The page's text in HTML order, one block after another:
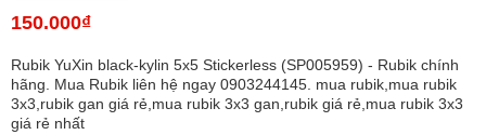
150.000₫
Rubik YuXin black-kylin 5x5 Stickerless (SP005959) - Rubik chính
hãng. Mua Rubik liên hệ ngay 0903244145. mua rubik,mua rubik
3x3,rubik gan giá rẻ,mua rubik 3x3 gan,rubik giá rẻ,mua rubik 3x3
giá rẻ nhất